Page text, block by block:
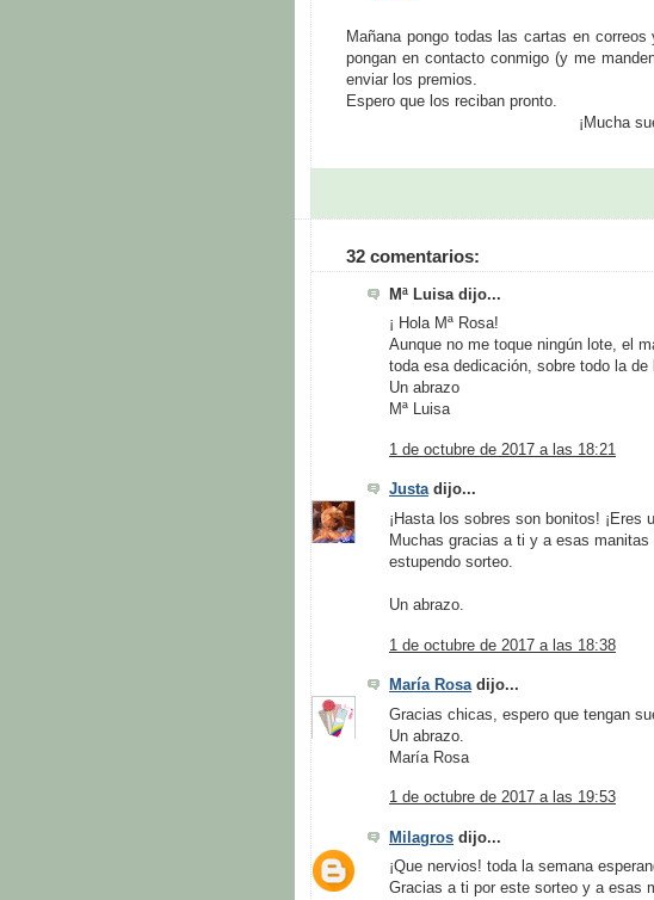
Mañana pongo todas las cartas en
pongan en contacto conmigo (y me
enviar los premios.
Espero que los reciban pronto.
¡Mucha
32 comentarios:
Mª Luisa dijo...
¡ Hola Mª Rosa!
Aunque no me toque ningún lote, el
toda esa dedicación, sobre todo la
Un abrazo
Mª Luisa
1 de octubre de 2017 a las 18:21
Justadijo...
¡Hasta los sobres son bonitos! ¡Eres
Muchas gracias a ti y a esas
estupendo sorteo.
Un abrazo.
1 de octubre de 2017 a las 18:38
María Rosadijo...
Gracias chicas, espero que tengan
Un abrazo.
María Rosa
1 de octubre de 2017 a las 19:53
Milagros dijo...
¡Que nervios! toda la semana
Gracias a ti por este sorteo y a esas